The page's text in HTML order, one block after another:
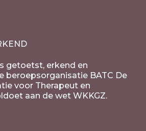
getoetst, erkend en
beroepsorganisatie BATC De
voor Therapeut en
aan de wet WKKGZ.